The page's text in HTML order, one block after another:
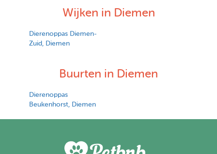
Wijken in Diemen
Dierenoppas Diemen-
Zuid, Diemen
Buurten in Diemen
Dierenoppas
Beukenhorst, Diemen